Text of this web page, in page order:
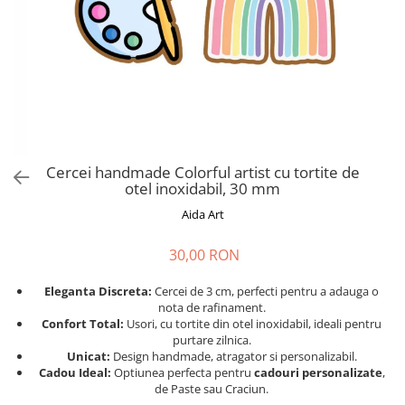
Decoratiuni Paste
Insigne / Brose
Agende Personalizate
Print personalizat
Felicitari personalizate
Semne de Carte
Articole pentru copii
Stickere
Cadouri absolvire
Cercei handmade Colorful artist cu tortite de
otel inoxidabil, 30 mm
Aida Art
30,00 RON
Eleganta Discreta: Cercei de 3 cm, perfecti pentru a adauga o
nota de rafinament.
Confort Total: Usori, cu tortite din otel inoxidabil, ideali pentru
purtare zilnica.
Unicat: Design handmade, atragator si personalizabil.
Cadou Ideal: Optiunea perfecta pentru cadouri personalizate,
de Paste sau Craciun.